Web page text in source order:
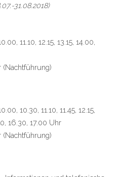
31.08.2018)
11.10, 12.15, 13.15, 14.00,
(Nachtführung)
10.30, 11.10, 11.45, 12.15,
16.30, 17.00 Uhr
(Nachtführung)